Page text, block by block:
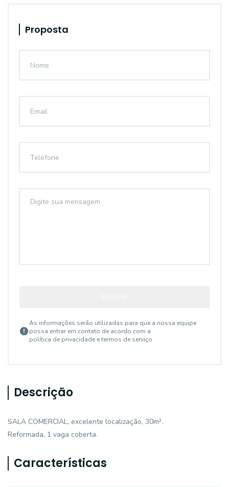
Proposta
As informações serão utilizadas para que a nossa equipe
possa entrar em contato de acordo com a
política de privacidade e termos de serviço
Descrição
SALA COMERCIAL, excelente localização, 30m².
Reformada, 1 vaga coberta.
Características